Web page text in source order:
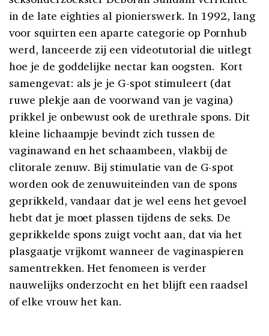
in de late eighties al pionierswerk. In 1992, lang
voor squirten een aparte categorie op Pornhub
werd, lanceerde zij een videotutorial die uitlegt
hoe je de goddelijke nectar kan oogsten. Kort
samengevat: als je je G-spot stimuleert (dat
ruwe plekje aan de voorwand van je vagina)
prikkel je onbewust ook de urethrale spons. Dit
kleine lichaampje bevindt zich tussen de
vaginawand en het schaambeen, vlakbij de
clitorale zenuw. Bij stimulatie van de G-spot
worden ook de zenuwuiteinden van de spons
geprikkeld, vandaar dat je wel eens het gevoel
hebt dat je moet plassen tijdens de seks. De
geprikkelde spons zuigt vocht aan, dat via het
plasgaatje vrijkomt wanneer de vaginaspieren
samentrekken. Het fenomeen is verder
nauwelijks onderzocht en het blijft een raadsel
of elke vrouw het kan.